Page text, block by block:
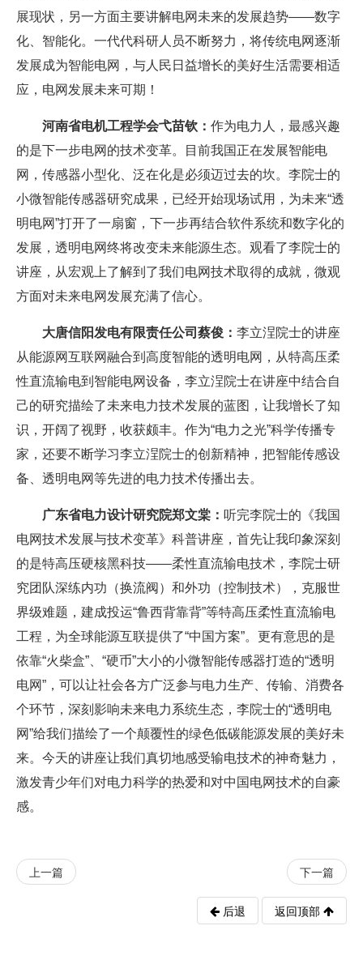
展现状，另一方面主要讲解电网未来的发展趋势——数字
化、智能化。一代代科研人员不断努力，将传统电网逐渐
发展成为智能电网，与人民日益增长的美好生活需要相适
应，电网发展未来可期！
河南省电机工程学会弋苗钦： 作为电力人，最感兴趣
的是下一步电网的技术变革。目前我国正在发展智能电
网，传感器小型化、泛在化是必须迈过去的坎。李院士的
小微智能传感器研究成果，已经开始现场试用，为未来“透
明电网”打开了一扇窗，下一步再结合软件系统和数字化的
发展，透明电网终将改变未来能源生态。观看了李院士的
讲座，从宏观上了解到了我们电网技术取得的成就，微观
方面对未来电网发展充满了信心。
大唐信阳发电有限责任公司蔡俊： 李立浧院士的讲座
从能源网互联网融合到高度智能的透明电网，从特高压柔
性直流输电到智能电网设备，李立浧院士在讲座中结合自
己的研究描绘了未来电力技术发展的蓝图，让我增长了知
识，开阔了视野，收获颇丰。作为“电力之光”科学传播专
家，还要不断学习李立浧院士的创新精神，把智能传感设
备、透明电网等先进的电力技术传播出去。
广东省电力设计研究院郑文棠： 听完李院士的《我国
电网技术发展与技术变革》科普讲座，首先让我印象深刻
的是特高压硬核黑科技——柔性直流输电技术，李院士研
究团队深练内功（换流阀）和外功（控制技术），克服世
界级难题，建成投运“鲁西背靠背”等特高压柔性直流输电
工程，为全球能源互联提供了“中国方案”。更有意思的是
依靠“火柴盒”、“硬币”大小的小微智能传感器打造的“透明
电网”，可以让社会各方广泛参与电力生产、传输、消费各
个环节，深刻影响未来电力系统生态，李院士的“透明电
网”给我们描绘了一个颠覆性的绿色低碳能源发展的美好未
来。今天的讲座让我们真切地感受输电技术的神奇魅力，
激发青少年们对电力科学的热爱和对中国电网技术的自豪
感。
上一篇 下一篇
后退 返回顶部